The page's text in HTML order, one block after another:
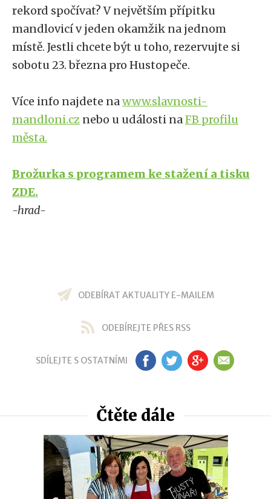
rekord spočívat? V největším přípitku
mandlovicí v jeden okamžik na jednom
místě. Jestli chcete být u toho, rezervujte si
sobotu 23. března pro Hustopeče.
Více info najdete nawww.slavnosti-
mandloni.cz nebo u události naFB profilu
města.
Brožurka s programem ke stažení a tisku
ZDE.
-hrad-
ODEBÍRAT AKTUALITY E-MAILEM
ODEBÍREJTE PŘES RSS
SDÍLEJTE S OSTATNÍMI FB TW GP EM
Čtěte dále